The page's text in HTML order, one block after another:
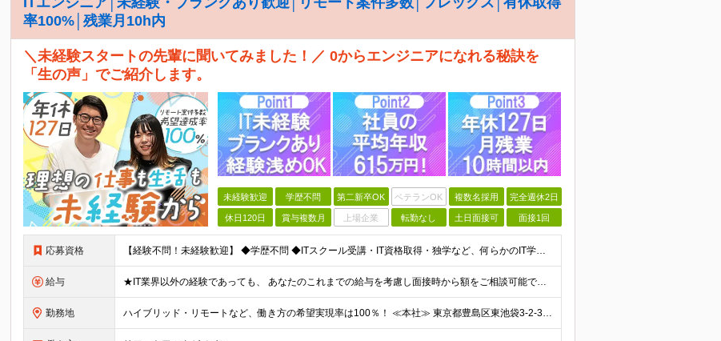
率100%│残業月10h内
＼未経験スタートの先輩に聞いてみました！／ 0からエンジニアになれる秘訣を
「生の声」でご紹介します。
未経験歓迎 学歴不問 第二新卒OK ベテランOK 複数名採用 完全週休2日
休日120日 賞与複数月 上場企業 転勤なし 土日面接可 面接1回
応募資格 【経験不問！未経験歓迎】 ◆学歴不問 ◆ITスクール受講・IT資格取得・独学など、何らかのIT学習経験をお持ちの方 ※実務経験は問いません ※IT未経験でも、自学や職業訓練など学習を始めている方を対象
給与 ★IT業界以外の経験であっても、 あなたのこれまでの給与を考慮し面接時から額をご相談可能です！ ■未経験者 初年度想定月給 月給：255,000円～295,000円（年収:356万円～412万円以上
勤務地 ハイブリッド・リモートなど、働き方の希望実現率は100％！ ≪本社≫ 東京都豊島区東池袋3-2-3 第一主田ビル402号室 「晩ご飯は家族と一緒に食べたい」 島崎代表のそんなシンプルな想いから、当